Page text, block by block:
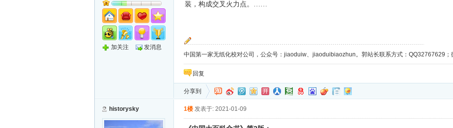
加关注 发消息
装，构成交叉火力点。……
中国第一家无纸化校对公司，公众号：jiaoduiw、jiaoduibiaozhun。郭站长联系方式：QQ32767629
回复
分享到
historysky 1楼 发表于: 2021-01-09